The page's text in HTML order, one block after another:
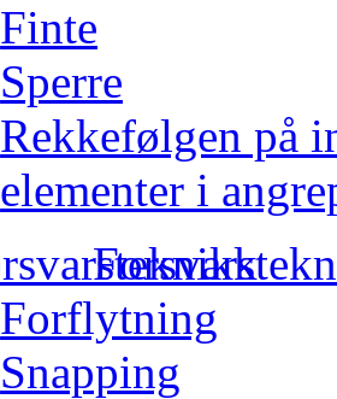
Finte
Sperre
Rekkefølgen på
elementer i
Forflytning
Snapping